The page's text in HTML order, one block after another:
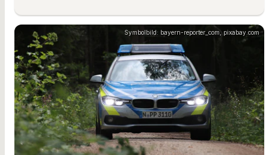
Symbolbild: bayern-reporter_com, pixabay.com